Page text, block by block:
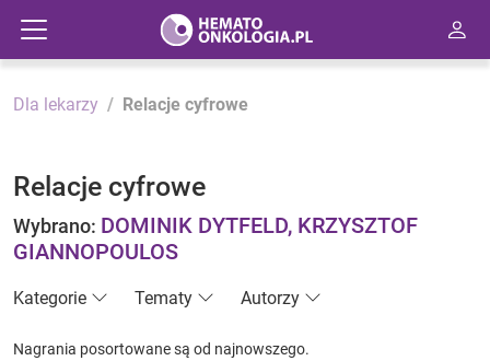
Dla lekarzy Relacje cyfrowe
Relacje cyfrowe
Wybrano: DOMINIK DYTFELD, KRZYSZTOF
GIANNOPOULOS
Kategorie Tematy Autorzy
Nagrania posortowane są od najnowszego.